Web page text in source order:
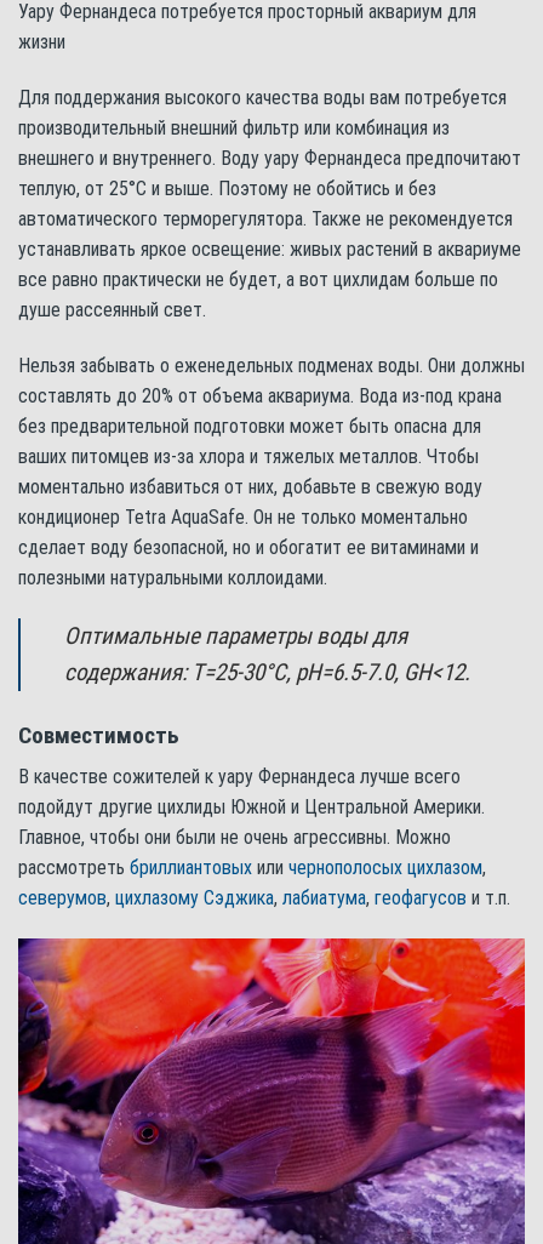
Уару Фернандеса потребуется просторный аквариум для
жизни
Для поддержания высокого качества воды вам потребуется
производительный внешний фильтр или комбинация из
внешнего и внутреннего. Воду уару Фернандеса предпочитают
теплую, от 25°С и выше. Поэтому не обойтись и без
автоматического терморегулятора. Также не рекомендуется
устанавливать яркое освещение: живых растений в аквариуме
все равно практически не будет, а вот цихлидам больше по
душе рассеянный свет.
Нельзя забывать о еженедельных подменах воды. Они должны
составлять до 20% от объема аквариума. Вода из-под крана
без предварительной подготовки может быть опасна для
ваших питомцев из-за хлора и тяжелых металлов. Чтобы
моментально избавиться от них, добавьте в свежую воду
кондиционер Tetra AquaSafe. Он не только моментально
сделает воду безопасной, но и обогатит ее витаминами и
полезными натуральными коллоидами.
Оптимальные параметры воды для
содержания: Т=25-30°С, pH=6.5-7.0, GH<12.
Совместимость
В качестве сожителей к уару Фернандеса лучше всего
подойдут другие цихлиды Южной и Центральной Америки.
Главное, чтобы они были не очень агрессивны. Можно
рассмотреть бриллиантовых или чернополосых цихлазом,
северумов, цихлазому Сэджика, лабиатума, геофагусов и т.п.